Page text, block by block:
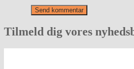
Tilmeld dig vores